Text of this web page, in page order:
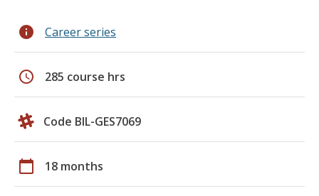
info Career series
schedule 285 course hrs
Code BIL-GES7069
calendar_today 18 months